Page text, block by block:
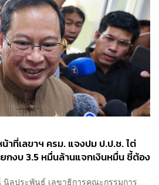
าที่เลขาฯ ครม. แจงปม ป.ป.ช. ไต่
กงบ 3.5 หมื่นล้านแจกเงินหมื่น ชี้ต้อง
ลประพันธ์ เลขาธิการคณะกรรมการ